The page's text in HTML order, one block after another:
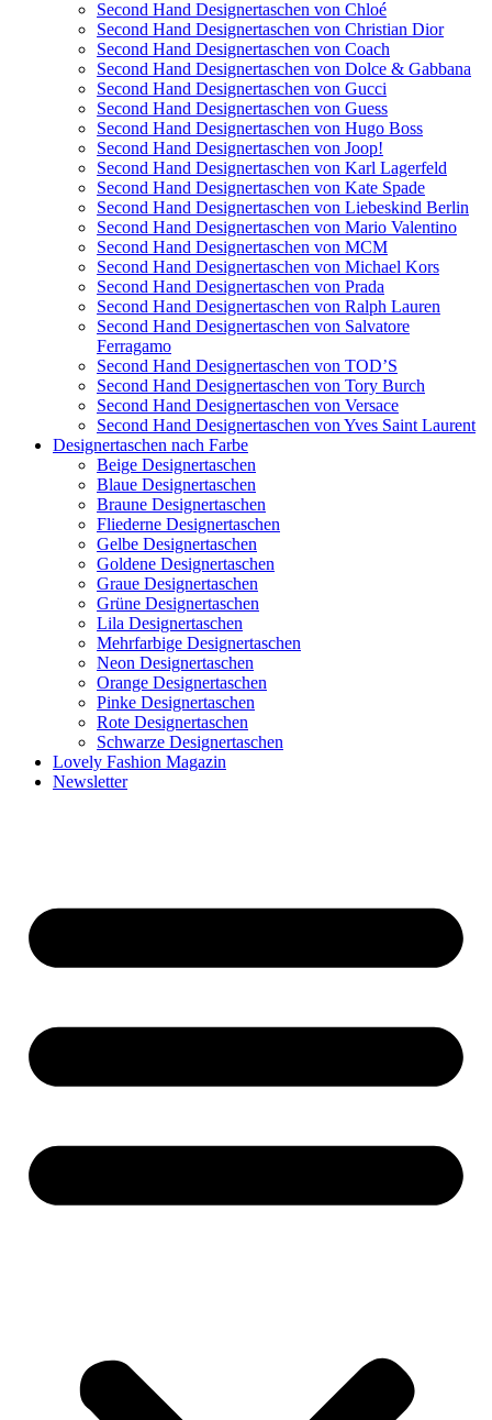
Second Hand Designertaschen von Chloé
Second Hand Designertaschen von Christian Dior
Second Hand Designertaschen von Coach
Second Hand Designertaschen von Dolce & Gabbana
Second Hand Designertaschen von Gucci
Second Hand Designertaschen von Guess
Second Hand Designertaschen von Hugo Boss
Second Hand Designertaschen von Joop!
Second Hand Designertaschen von Karl Lagerfeld
Second Hand Designertaschen von Kate Spade
Second Hand Designertaschen von Liebeskind Berlin
Second Hand Designertaschen von Mario Valentino
Second Hand Designertaschen von MCM
Second Hand Designertaschen von Michael Kors
Second Hand Designertaschen von Prada
Second Hand Designertaschen von Ralph Lauren
Second Hand Designertaschen von Salvatore
Ferragamo
Second Hand Designertaschen von TOD’S
Second Hand Designertaschen von Tory Burch
Second Hand Designertaschen von Versace
Second Hand Designertaschen von Yves Saint Laurent
Designertaschen nach Farbe
Beige Designertaschen
Blaue Designertaschen
Braune Designertaschen
Fliederne Designertaschen
Gelbe Designertaschen
Goldene Designertaschen
Graue Designertaschen
Grüne Designertaschen
Lila Designertaschen
Mehrfarbige Designertaschen
Neon Designertaschen
Orange Designertaschen
Pinke Designertaschen
Rote Designertaschen
Schwarze Designertaschen
Lovely Fashion Magazin
Newsletter